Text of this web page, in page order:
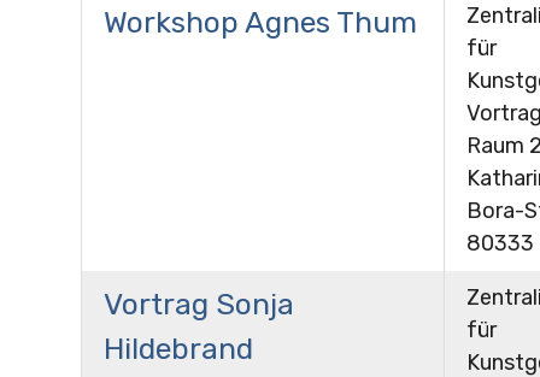
Workshop Agnes Thum
für
Raum
Bora-
80333
Vortrag Sonja
Hildebrand
für